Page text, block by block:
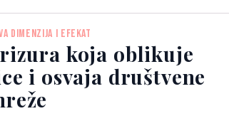
učestvuje u apsorpciji masti i
organ...
DIMENZIJA I EFEKAT
koja oblikuje
i osvaja društvene